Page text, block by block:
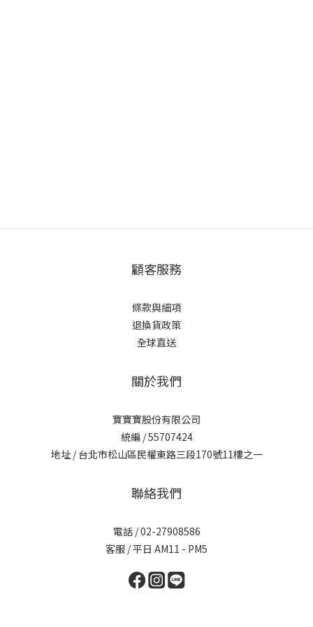
顧客服務
條款與細項
退換貨政策
全球直送
關於我們
寶寶寶股份有限公司
統編 / 55707424
地址 / 台北市松山區民權東路三段170號11樓之一
聯絡我們
電話 / 02-27908586
客服 / 平日 AM11 - PM5